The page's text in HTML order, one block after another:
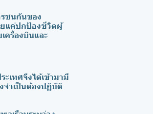
ชนกันของ
แค่ปกป้องชีวิตผู้
ครื่องบินและ
เทศจึงได้เข้ามามี
จำเป็นต้องปฏิบัติ